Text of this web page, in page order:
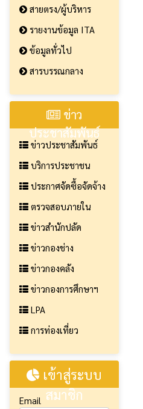
สายตรง/ผู้บริหาร
รายงานข้อมูล ITA
ข้อมูลทั่วไป
สารบรรณกลาง
ข่าว
ประชาสัมพันธ์
ข่าวประชาสัมพันธ์
บริการประชาชน
ประกาศจัดซื้อจัดจ้าง
ตรวจสอบภายใน
ข่าวสำนักปลัด
ข่าวกองช่าง
ข่าวกองคลัง
ข่าวกองการศึกษาฯ
LPA
การท่องเที่ยว
เข้าสู่ระบบ
สมาชิก
Email